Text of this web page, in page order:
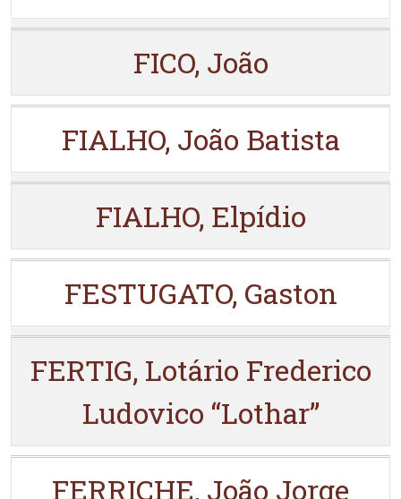
FICO, João
FIALHO, João Batista
FIALHO, Elpídio
FESTUGATO, Gaston
FERTIG, Lotário Frederico
Ludovico “Lothar”
FERRICHE, João Jorge